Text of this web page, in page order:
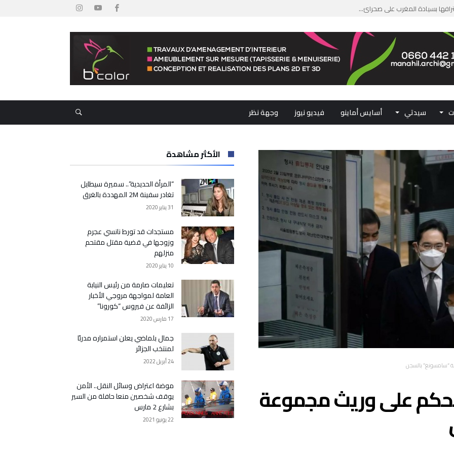
تاريخيًا ببلوغ قمة &#...
مضللة وشبكات الاتجار ب...
سيدتي أسايس أماينو فيديو نيوز وجهة نظر
“سامسونغ” بالسجن
على وريث مجموعة
الأكثر مشاهدة
“المرأة الحديدية”.. سميرة سيطايل
تغادر سفينة 2M المهددة بالغرق
31 يناير 2020
مستجدات قد تورط نانسي عجرم
وزوجها في قضية مقتل مقتحم
منزلهم
10 يناير 2020
تعليمات صارمة من رئيس النيابة
العامة لمواجهة مروجي الأخبار
الزائفة عن فيروس “كورونا”
17 مارس 2020
جمال بلماضي يعلن استمراره مدربًا
لمنتخب الجزائر
24 أبريل 2022
موضة اعتراض وسائل النقل.. الأمن
يوقف شخصين منعا حافلة من السير
بشارع 2 مارس
22 يونيو 2021